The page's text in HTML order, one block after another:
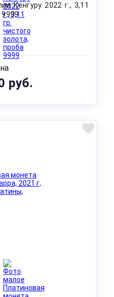
Кенгуру 2022 г., 3,11
9999
руб.